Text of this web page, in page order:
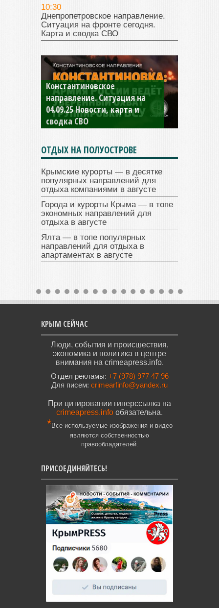
10:30
Днепропетровское направление.
Ситуация на фронте сегодня.
Карта и сводка СВО
Константиновское
направление. Ситуация на
04.09.25 Новости, карта и
сводка СВО
ОТДЫХ НА ПОЛУОСТРОВЕ
Крымские курорты — в десятке
популярных направлений для
отдыха компаниями в августе
Города и курорты Крыма — в топе
экономных направлений для
отдыха в августе
Ялта — в топе популярных
направлений для отдыха в
апартаментах в августе
КРЫМ СЕЙЧАС
Люди, события и происшествия,
экономика и политика в центре
внимания на crimeapress.info.
Отдел рекламы: +7 (978) 977 47 96
Для писем: crimearfinfo@yandex.ru
При цитировании гиперссылка на
crimeapress.info обязательна.
*Все используемые изображения и видео
являются собственностью
правообладателей.
ПРИСОЕДИНЯЙТЕСЬ!